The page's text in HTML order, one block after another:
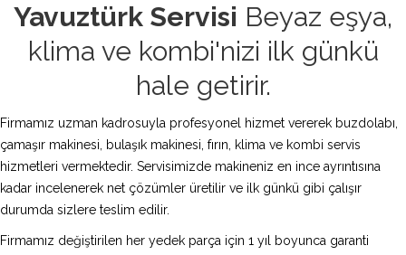
Yavuztürk Servisi Beyaz eşya,
klima ve kombi'nizi ilk günkü
hale getirir.
Firmamız uzman kadrosuyla profesyonel hizmet vererek buzdolabı,
çamaşır makinesi, bulaşık makinesi, fırın, klima ve kombi servis
hizmetleri vermektedir. Servisimizde makineniz en ince ayrıntısına
kadar incelenerek net çözümler üretilir ve ilk günkü gibi çalışır
durumda sizlere teslim edilir.
Firmamız değiştirilen her yedek parça için 1 yıl boyunca garanti